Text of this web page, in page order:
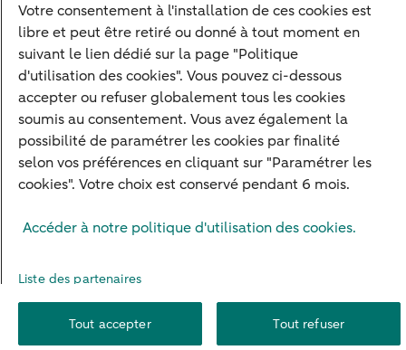
Développer votre entreprise
Banque à distance
Actualités
Contact
Mentions légales Info réglementairesAdresser une réclamation
Protection des DonnéesCookiesDroit d'alerte
Paramètres des cookies
© 2026 ABN AMRO
Votre consentement à l'installation de ces cookies est
libre et peut être retiré ou donné à tout moment en
suivant le lien dédié sur la page "Politique
d'utilisation des cookies". Vous pouvez ci-dessous
accepter ou refuser globalement tous les cookies
soumis au consentement. Vous avez également la
possibilité de paramétrer les cookies par finalité
selon vos préférences en cliquant sur "Paramétrer les
cookies". Votre choix est conservé pendant 6 mois.
Accéder à notre politique d'utilisation des cookies.
Liste des partenaires
Tout accepter Tout refuser